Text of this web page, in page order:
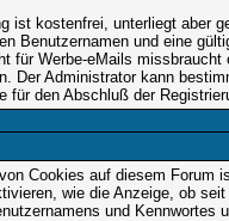
ist kostenfrei, unterliegt aber
Benutzernamen und eine
für Werbe-eMails
Der Administrator kann
für den Abschluß der
Cookies auf diesem
wie die Anzeige, ob
und Kennwortes